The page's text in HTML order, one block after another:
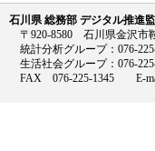
石川県 総務部 デジタル推進
〒920-8580 石川県金沢市
統計分析グループ：076-
生活社会グループ：076-
FAX 076-225-1345 E-